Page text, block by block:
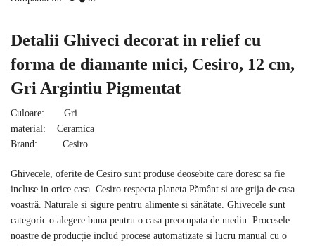
Detalii Ghiveci decorat in relief cu
forma de diamante mici, Cesiro, 12 cm,
Gri Argintiu Pigmentat
Culoare: Gri
material: Ceramica
Brand: Cesiro
Ghivecele, oferite de Cesiro sunt produse deosebite care doresc sa fie
incluse in orice casa. Cesiro respecta planeta Pământ si are grija de casa
voastră. Naturale si sigure pentru alimente si sănătate. Ghivecele sunt
categoric o alegere buna pentru o casa preocupata de mediu. Procesele
noastre de producție includ procese automatizate si lucru manual cu o